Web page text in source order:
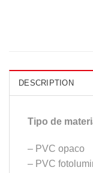
DESCRIPTION
Tipo de
– PVC opaco
– PVC